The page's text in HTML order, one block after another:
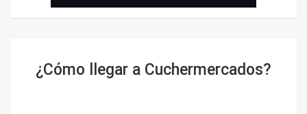
¿Cómo llegar a Cuchermercados?